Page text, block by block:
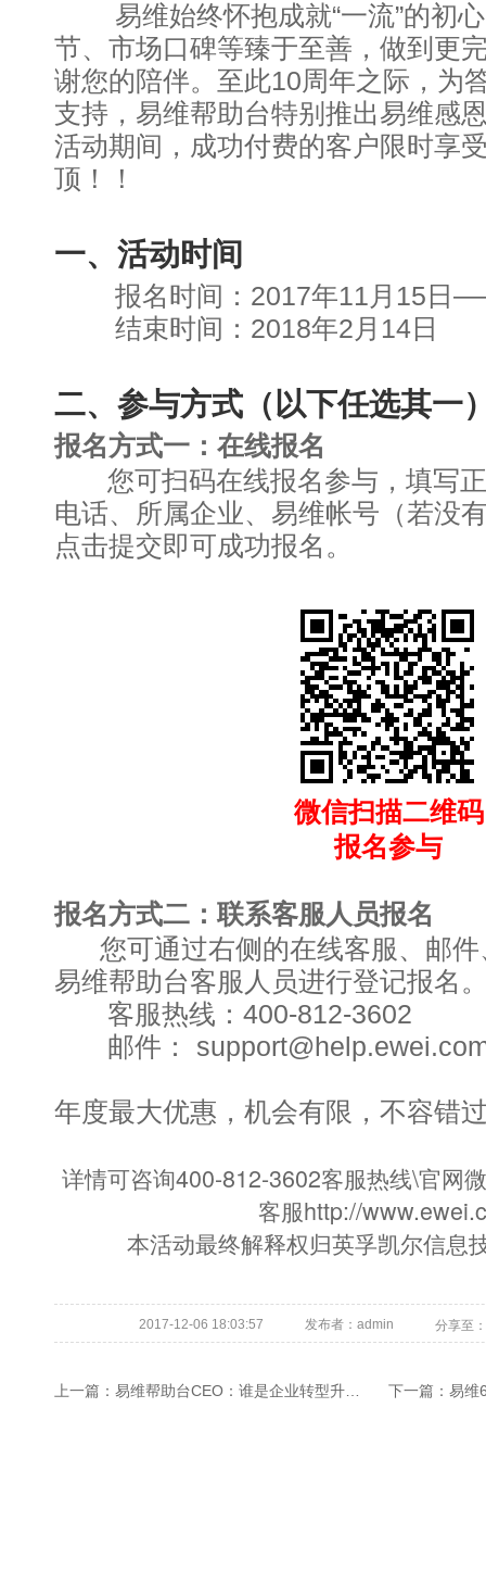
易维始终怀抱成就“一流”的初心
节、市场口碑等臻于至善，做到更
谢您的陪伴。至此10周年之际，为
支持，易维帮助台特别推出易维感
活动期间，成功付费的客户限时享
顶！！
一、活动时间
报名时间：2017年11月15日
结束时间：2018年2月14日
二、参与方式（以下任选其一
报名方式一：在线报名
您可扫码在线报名参与，填写正
电话、所属企业、易维帐号（若没
点击提交即可成功报名。
微信扫描二维码
报名参与
报名方式二：联系客服人员报名
您可通过右侧的在线客服、邮件
易维帮助台客服人员进行登记报名
客服热线：400-812-3602
邮件：
年度最大优惠，机会有限，不容错
详情可咨询400-812-3602客服热线\官网
客服http://
本活动最终解释权归英孚凯尔信息
2017-12-06 18:03:57 发布者：admin 分享至：
上一篇： 易维帮助台CEO：谁是企业转型升级的推动力 下一篇： 易维